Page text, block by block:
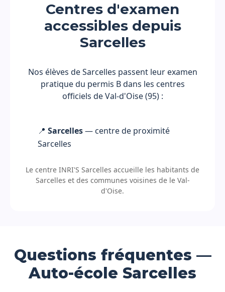
Centres d'examen
accessibles depuis
Sarcelles
Nos élèves de Sarcelles passent leur examen
pratique du permis B dans les centres
officiels de Val-d'Oise (95) :
📍 Sarcelles— centre de proximité
Sarcelles
Le centre INRI'S Sarcelles accueille les habitants de
Sarcelles et des communes voisines de le Val-
d'Oise.
Questions fréquentes —
Auto-école Sarcelles